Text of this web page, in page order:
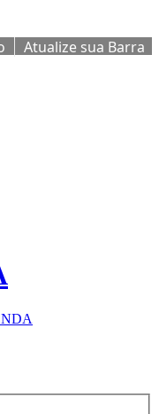
Atualize sua Barra